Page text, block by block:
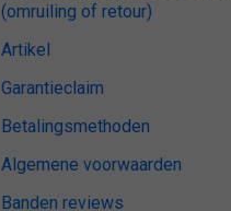
(omruiling of retour)
Artikel
Garantieclaim
Betalingsmethoden
Algemene voorwaarden
Banden reviews